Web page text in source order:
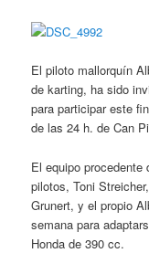
El piloto mallorquín
de karting, ha sido
para participar este
de las 24 h. de Can
El equipo
pilotos, Toni
Grunert, y el propio
semana para
Honda de 390 cc.